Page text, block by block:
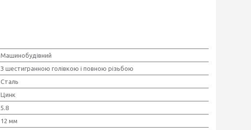
Машинобудівний
З шестигранною голівкою і повною різьбою
Сталь
Цинк
5.8
12 мм